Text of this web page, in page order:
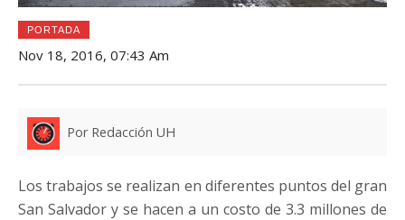
PORTADA
Nov 18, 2016, 07:43 Am
Por Redacción UH
Los trabajos se realizan en diferentes puntos del gran
San Salvador y se hacen a un costo de 3.3 millones de